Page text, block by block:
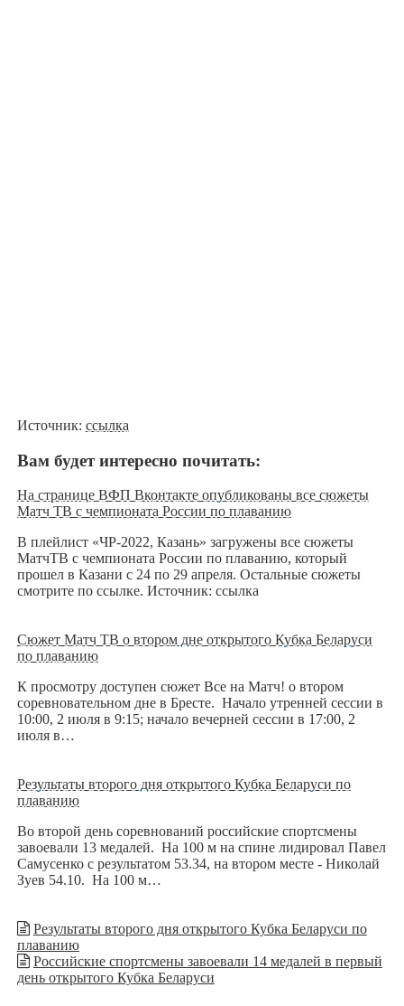
Источник: ссылка
Вам будет интересно почитать:
На странице ВФП Вконтакте опубликованы все сюжеты
Матч ТВ с чемпионата России по плаванию
В плейлист «ЧР-2022, Казань» загружены все сюжеты
МатчТВ c чемпионата России по плаванию, который
прошел в Казани с 24 по 29 апреля. Остальные сюжеты
смотрите по ссылке. Источник: ссылка
Сюжет Матч ТВ о втором дне открытого Кубка Беларуси
по плаванию
К просмотру доступен сюжет Все на Матч! о втором
соревновательном дне в Бресте. Начало утренней сессии в
10:00, 2 июля в 9:15; начало вечерней сессии в 17:00, 2
июля в…
Результаты второго дня открытого Кубка Беларуси по
плаванию
Во второй день соревнований российские спортсмены
завоевали 13 медалей. На 100 м на спине лидировал Павел
Самусенко с результатом 53.34, на втором месте - Николай
Зуев 54.10. На 100 м…
Результаты второго дня открытого Кубка Беларуси по
плаванию
Российские спортсмены завоевали 14 медалей в первый
день открытого Кубка Беларуси